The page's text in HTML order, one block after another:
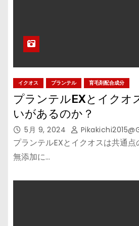
イクオス プランテル 育毛剤配合成分
プランテルEXとイクオ
いがあるのか？
5月 9, 2024
プランテルEXとイクオスは共通点
無添加に…